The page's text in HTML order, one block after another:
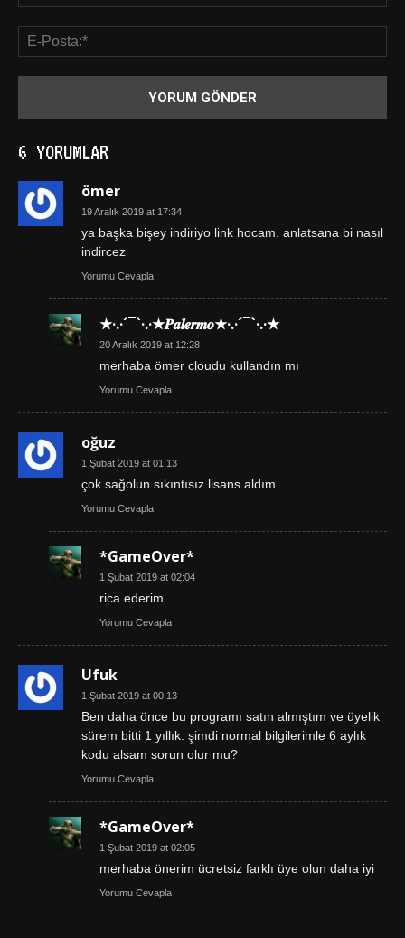
6 YORUMLAR
ömer
19 Aralık 2019 at 17:34
ya başka bişey indiriyo link hocam. anlatsana bi nasıl
indircez
Yorumu Cevapla
★·.·´¯`·.·★𝑷𝒂𝒍𝒆𝒓𝒎𝒐★·.·´¯`·.·★
20 Aralık 2019 at 12:28
merhaba ömer cloudu kullandın mı
Yorumu Cevapla
oğuz
1 Şubat 2019 at 01:13
çok sağolun sıkıntısız lisans aldım
Yorumu Cevapla
*GameOver*
1 Şubat 2019 at 02:04
rica ederim
Yorumu Cevapla
Ufuk
1 Şubat 2019 at 00:13
Ben daha önce bu programı satın almıştım ve üyelik
sürem bitti 1 yıllık. şimdi normal bilgilerimle 6 aylık
kodu alsam sorun olur mu?
Yorumu Cevapla
*GameOver*
1 Şubat 2019 at 02:05
merhaba önerim ücretsiz farklı üye olun daha iyi
Yorumu Cevapla